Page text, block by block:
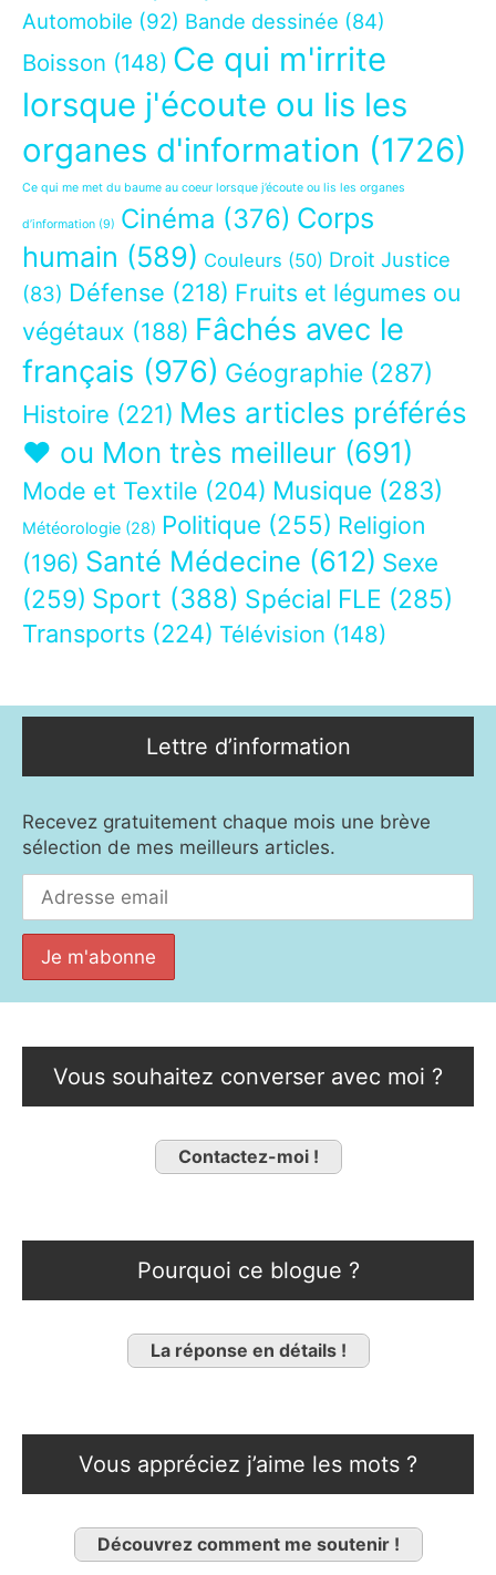
Automobile (92) Bande dessinée (84)
Boisson (148) Ce qui m'irrite
lorsque j'écoute ou lis les
organes d'information (1726)
Ce qui me met du baume au coeur lorsque j’écoute ou lis les organes
d’information (9) Cinéma (376) Corps
humain (589) Couleurs (50) Droit Justice
(83) Défense (218) Fruits et légumes ou
végétaux (188) Fâchés avec le
français (976) Géographie (287)
Histoire (221) Mes articles préférés
❤ ou Mon très meilleur (691)
Mode et Textile (204) Musique (283)
Météorologie (28) Politique (255) Religion
(196) Santé Médecine (612) Sexe
(259) Sport (388) Spécial FLE (285)
Transports (224) Télévision (148)
Lettre d’information
Recevez gratuitement chaque mois une brève
sélection de mes meilleurs articles.
Vous souhaitez converser avec moi ?
Contactez-moi !
Pourquoi ce blogue ?
La réponse en détails !
Vous appréciez j’aime les mots ?
Découvrez comment me soutenir !